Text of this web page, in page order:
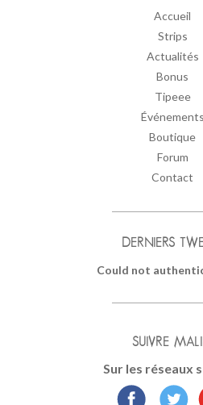
Accueil
Strips
Actualités
Bonus
Tipeee
Événements
Boutique
Forum
Contact
DERNIERS
Could not
SUIVRE
Sur les réseaux